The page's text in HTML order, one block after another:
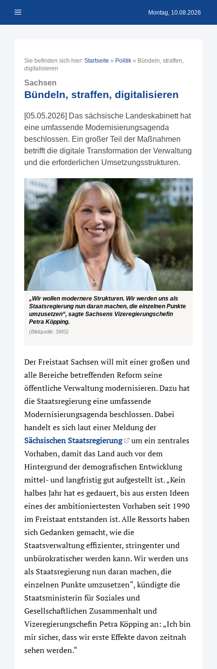
Inhalt Menü Montag, 10.08.2026
Sie befinden sich hier: Startseite » Politik » Bündeln, straffen,
digitalisieren
Sachsen
Bündeln, straffen, digitalisieren
[05.05.2026] Das sächsische Landeskabinett hat
eine umfassende Modernisierungsagenda
beschlossen. Ein großer Teil der Maßnahmen
betrifft die digitale Transformation der Verwaltung
und die erforderlichen Umsetzungsstrukturen.
„Wir wollen modernere Strukturen. Wir werden uns als
Staatsregierung nun daran machen, die einzelnen Punkte
umzusetzen“, sagte Sachsens Vizeregierungschefin
Petra Köpping.
(Bildquelle: SMS)
Der Freistaat Sachsen will mit einer großen und
alle Bereiche betreffenden Reform seine
öffentliche Verwaltung modernisieren. Dazu hat
die Staatsregierung eine umfassende
Modernisierungsagenda beschlossen. Dabei
handelt es sich laut einer Meldung der
Sächsischen Staatsregierung
um ein zentrales
Vorhaben, damit das Land auch vor dem
Hintergrund der demografischen Entwicklung
mittel- und langfristig gut aufgestellt ist. „Kein
halbes Jahr hat es gedauert, bis aus ersten Ideen
eines der ambitioniertesten Vorhaben seit 1990
im Freistaat entstanden ist. Alle Ressorts haben
sich Gedanken gemacht, wie die
Staatsverwaltung effizienter, stringenter und
unbürokratischer werden kann. Wir werden uns
als Staatsregierung nun daran machen, die
einzelnen Punkte umzusetzen“, kündigte die
Staatsministerin für Soziales und
Gesellschaftlichen Zusammenhalt und
Vizeregierungschefin Petra Köpping an: „Ich bin
mir sicher, dass wir erste Effekte davon zeitnah
sehen werden.“